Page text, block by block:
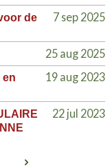
de
7 sep 2025
25 aug 2025
en
19 aug 2023
22 jul 2023